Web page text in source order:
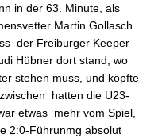
in der 63. Minute, als
Martin Gollasch
der Freiburger Keeper
Hübner dort stand, wo
stehen muss, und köpfte
hatten die U23-
etwas mehr vom Spiel,
2:0-Führunmg absolut